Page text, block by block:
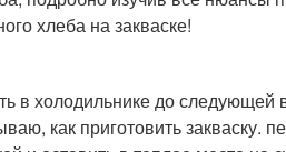
хлеба на закваске!
в холодильнике до следующей
как приготовить закваску.